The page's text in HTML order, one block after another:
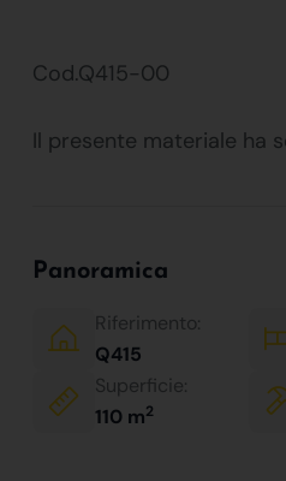
Cod.Q415-00
Il presente materiale ha
Panoramica
Riferimento:
Q415
Superficie:
110 m2